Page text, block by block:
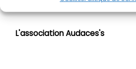
L'association Audaces's